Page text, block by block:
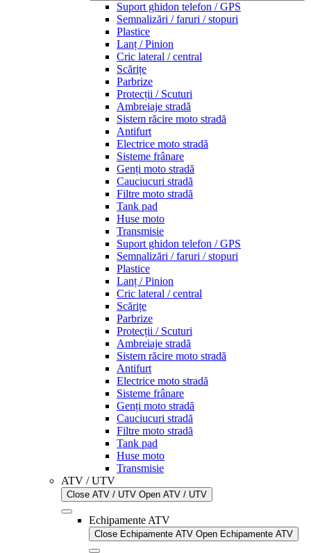
Suport ghidon telefon / GPS
Semnalizări / faruri / stopuri
Plastice
Lanț / Pinion
Cric lateral / central
Scărițe
Parbrize
Protecții / Scuturi
Ambreiaje stradă
Sistem răcire moto stradă
Antifurt
Electrice moto stradă
Sisteme frânare
Genți moto stradă
Cauciucuri stradă
Filtre moto stradă
Tank pad
Huse moto
Transmisie
Suport ghidon telefon / GPS
Semnalizări / faruri / stopuri
Plastice
Lanț / Pinion
Cric lateral / central
Scărițe
Parbrize
Protecții / Scuturi
Ambreiaje stradă
Sistem răcire moto stradă
Antifurt
Electrice moto stradă
Sisteme frânare
Genți moto stradă
Cauciucuri stradă
Filtre moto stradă
Tank pad
Huse moto
Transmisie
ATV / UTV
Close ATV / UTV Open ATV / UTV
Echipamente ATV
Close Echipamente ATV Open Echipamente ATV